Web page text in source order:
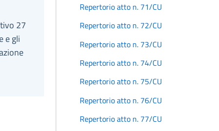
27
e gli
Repertorio atto n. 71/CU
Repertorio atto n. 72/CU
Repertorio atto n. 73/CU
Repertorio atto n. 74/CU
Repertorio atto n. 75/CU
Repertorio atto n. 76/CU
Repertorio atto n. 77/CU